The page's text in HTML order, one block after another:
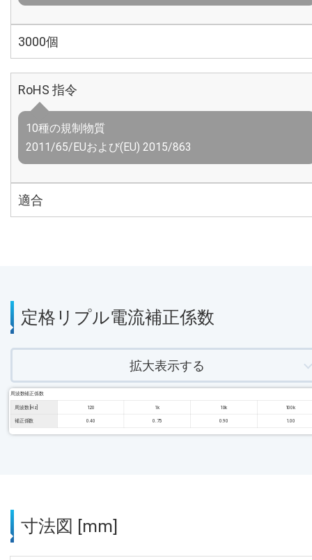
3000個
RoHS 指令
10種の規制物質
2011/65/EUおよび(EU) 2015/863
適合
定格リプル電流補正係数
拡大表示する
周波数補正係数
周波数 [Hz] 120 1k 10k 100k
補正係数 0.40 0.75 0.90 1.00
寸法図 [mm]